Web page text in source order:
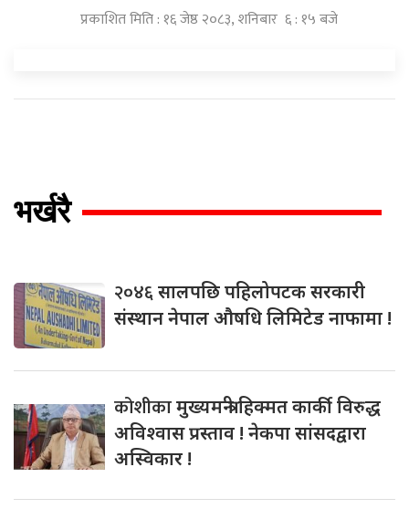
प्रकाशित मिति : १६ जेष्ठ २०८३, शनिबार ६ : १५ बजे
भर्खरै
२०४६सालपछि पहिलोपटक सरकारी
संस्थान नेपाल औषधि लिमिटेड नाफामा !
कोशीकामुख्यमन्त्री हिक्मत कार्की विरुद्ध
अविश्वास प्रस्ताव ! नेकपा सांसदद्वारा
अस्विकार !